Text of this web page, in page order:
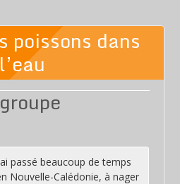
poissons dans
l’eau
passé beaucoup de temps
Nouvelle-Calédonie, à nager